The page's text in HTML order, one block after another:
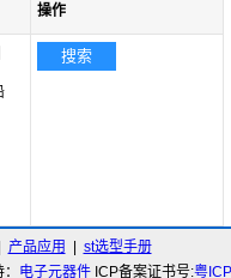
操作
搜索
产品应用
st选型手册
电子元器件 ICP备案证书号:粤